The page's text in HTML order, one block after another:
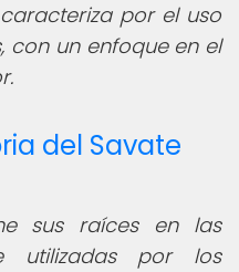
por el uso
con un enfoque en el
del Savate
sus raíces en las
utilizadas por los